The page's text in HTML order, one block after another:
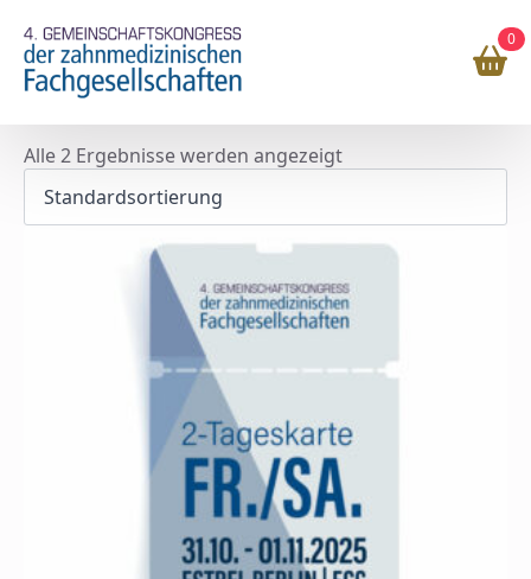
0
Alle 2 Ergebnisse werden angezeigt